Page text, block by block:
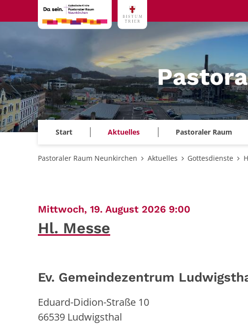
Zum Inhalt springen
Start Aktuelles Pastoraler Raum
Pastoraler Raum Neunkirchen Aktuelles Gottesdienste
Mittwoch, 19. August 2026 9:00
Hl. Messe
Ev. Gemeindezentrum
Eduard-Didion-Straße 10
66539 Ludwigsthal